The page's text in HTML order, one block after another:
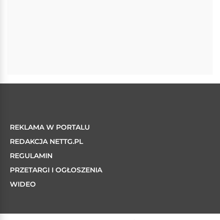
REKLAMA W PORTALU
REDAKCJA NETTG.PL
REGULAMIN
PRZETARGI I OGŁOSZENIA
WIDEO